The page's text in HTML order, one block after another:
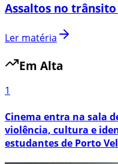
Assaltos no
Ler matéria
Em Alta
1
Cinema entra na sala
violência, cultura e
estudantes de Porto